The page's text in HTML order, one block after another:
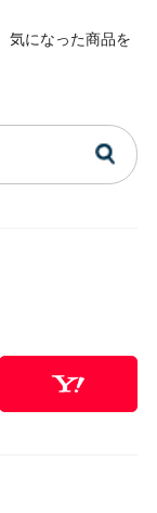
気になった商品を